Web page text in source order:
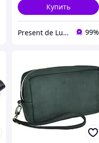
Купить
Present de Luxe 99%